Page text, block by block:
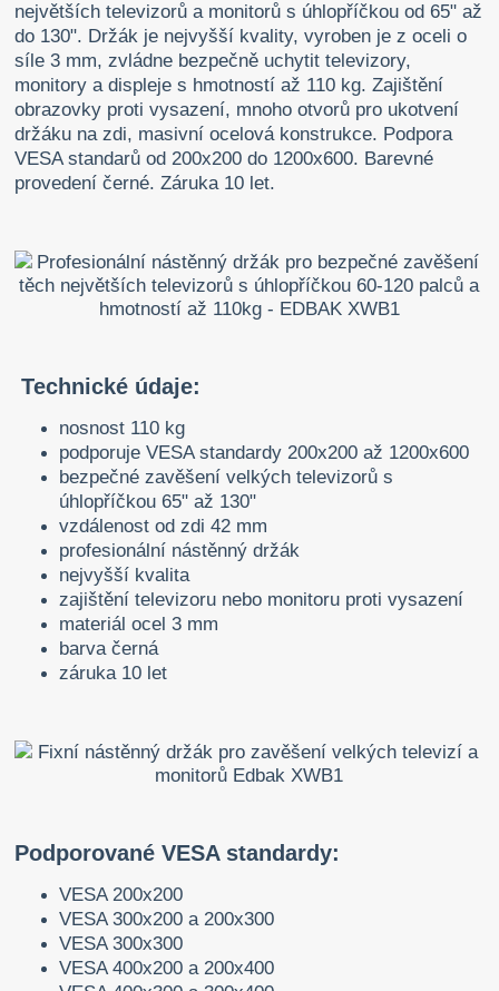
největších televizorů a monitorů s úhlopříčkou od 65" až
do 130". Držák je nejvyšší kvality, vyroben je z oceli o
síle 3 mm, zvládne bezpečně uchytit televizory,
monitory a displeje s hmotností až 110 kg. Zajištění
obrazovky proti vysazení, mnoho otvorů pro ukotvení
držáku na zdi, masivní ocelová konstrukce. Podpora
VESA standarů od 200x200 do 1200x600. Barevné
provedení černé. Záruka 10 let.
Technické údaje:
nosnost 110 kg
podporuje VESA standardy 200x200 až 1200x600
bezpečné zavěšení velkých televizorů s
úhlopříčkou 65" až 130"
vzdálenost od zdi 42 mm
profesionální nástěnný držák
nejvyšší kvalita
zajištění televizoru nebo monitoru proti vysazení
materiál ocel 3 mm
barva černá
záruka 10 let
Podporované VESA standardy:
VESA 200x200
VESA 300x200 a 200x300
VESA 300x300
VESA 400x200 a 200x400